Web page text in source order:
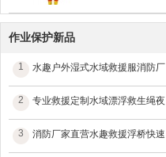
作业保护新品
1 水趣户外湿式水域救援服消防厂
2 专业救援定制水域漂浮救生绳夜
3 消防厂家直营水趣救援浮桥快速